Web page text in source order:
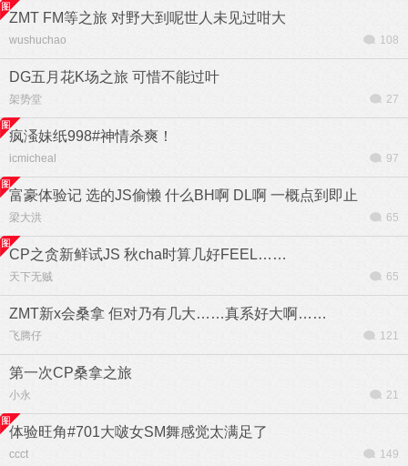
ZMT FM等之旅 对野大到呢世人未见过咁大
wushuchao 108
DG五月花K场之旅 可惜不能过叶
架势堂 27
疯溞妹纸998#神情杀爽！
icmicheal 97
富豪体验记 选的JS偷懒 什么BH啊 DL啊 一概点到即止
梁大洪 65
CP之贪新鲜试JS 秋cha时算几好FEEL……
天下无贼 65
ZMT新x会桑拿 佢对乃有几大……真系好大啊……
飞腾仔 121
第一次CP桑拿之旅
小永 21
体验旺角#701大啵女SM舞感觉太满足了
ccct 149